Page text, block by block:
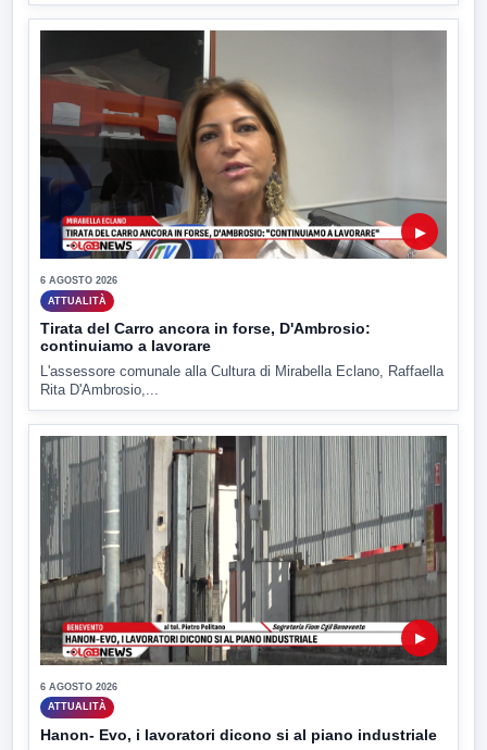
▶
6 AGOSTO 2026
ATTUALITÀ
Tirata del Carro ancora in forse, D'Ambrosio:
continuiamo a lavorare
L'assessore comunale alla Cultura di Mirabella Eclano, Raffaella
Rita D'Ambrosio,...
▶
6 AGOSTO 2026
ATTUALITÀ
Hanon- Evo, i lavoratori dicono si al piano industriale